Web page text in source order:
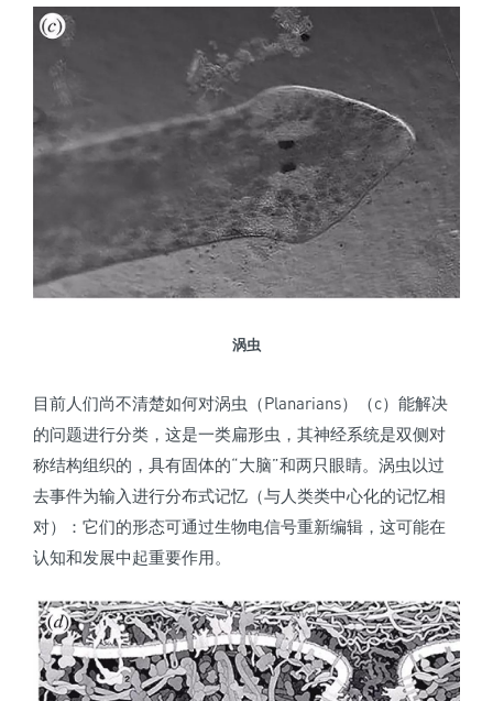
涡虫
目前人们尚不清楚如何对涡虫（Planarians）（c）能解决
的问题进行分类，这是一类扁形虫，其神经系统是双侧对
称结构组织的，具有固体的“大脑”和两只眼睛。涡虫以过
去事件为输入进行分布式记忆（与人类类中心化的记忆相
对）：它们的形态可通过生物电信号重新编辑，这可能在
认知和发展中起重要作用。